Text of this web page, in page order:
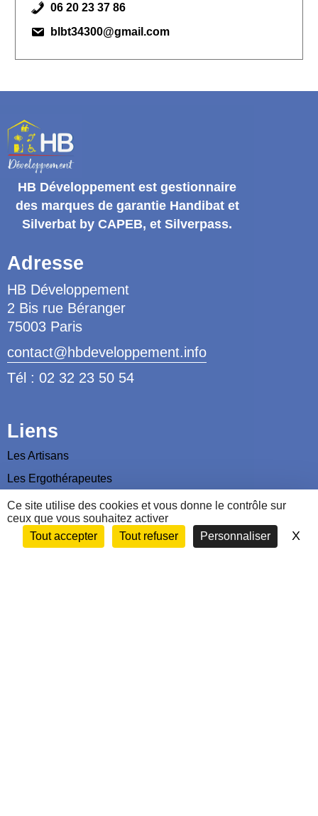
Ce site utilise des cookies et vous donne le contrôle sur
ceux que vous souhaitez activer
Tout accepter
Tout refuser Personnaliser X
06 20 23 37 86
blbt34300@gmail.com
HB Développement est gestionnaire
des marques de garantie Handibat et
Silverbat by CAPEB, et Silverpass.
Adresse
HB Développement
2 Bis rue Béranger
75003 Paris
contact@hbdeveloppement.info
Tél : 02 32 23 50 54
Liens
Les Artisans
Les Ergothérapeutes
Nous contacter